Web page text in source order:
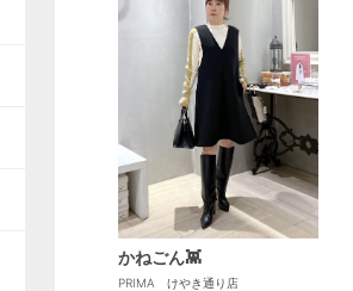
かねごん👾
PRIMA けやき通り店